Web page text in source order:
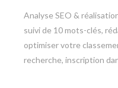
Analyse SEO &
suivi de 10 mots-clés,
optimiser votre
recherche, inscription